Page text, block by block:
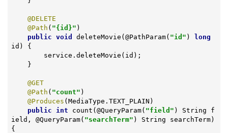
@DELETE
@Path ( "{id}" )
public void deleteMovie (@PathParam( "id" )
long
id) {
@GET
@Path ( "count" )
@Produces (MediaType.TEXT_PLAIN)
public
int count (@QueryParam( "field" )
String f
ield, @QueryParam( "searchTerm" )
{